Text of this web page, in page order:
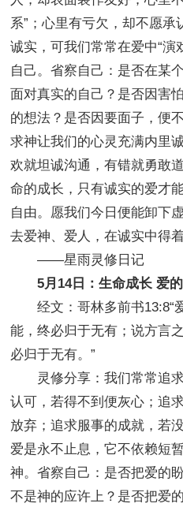
系”；心里有亏欠，却不愿承
诚实，可我们常常在爱中“演
自己。省察自己：是否在某
面对真实的自己？是否因害
的想法？是否因要面子，便
求神让我们的心灵充满内里
欢就坦诚沟通，有错就勇敢
命的成长，只有诚实的爱才
自由。愿我们今日便能卸下
去爱神、爱人，在诚实中得
——星雨灵修日记
5月14日：生命成长 爱
经文：哥林多前书13:8“
能，终必归于无有；说方言
必归于无有。”
灵修分享：我们常常追求
认可，若得不到便灰心；追
放弃；追求服事的成就，若
爱是永不止息，它不依赖短
神。省察自己：是否把爱的
不是神的应许上？是否把爱